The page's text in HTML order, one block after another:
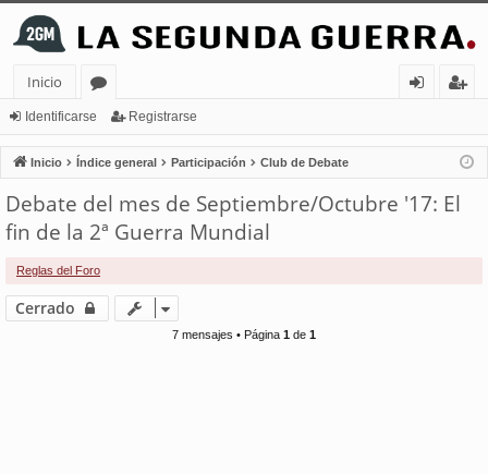
Inicio
or
os
nt
ifi
ca
ist
ra
rs
Identificarse Registrarse
Inicio Índice general Participación Club de Debate
Debate del mes de Septiembre/Octubre '17: El
fin de la 2ª Guerra Mundial
Reglas del Foro
Cerrado
7 mensajes • Página 1 de 1